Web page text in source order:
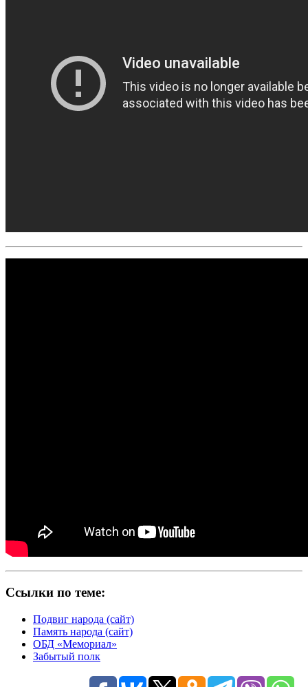
Ссылки по теме:
Подвиг народа (сайт)
Память народа (сайт)
ОБД «Мемориал»
Забытый полк